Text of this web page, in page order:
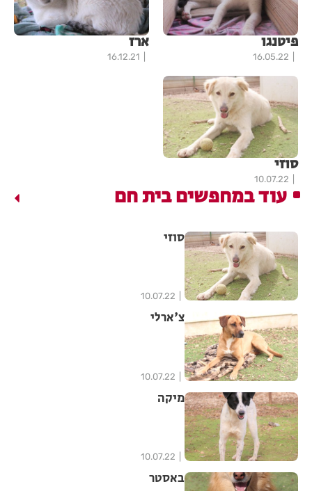
פיטנגו
16.05.22
ארז
16.12.21
סוזי
10.07.22
עוד במחפשים בית חם
סוזי
10.07.22
צ'ארלי
10.07.22
מיקה
10.07.22
באסטר